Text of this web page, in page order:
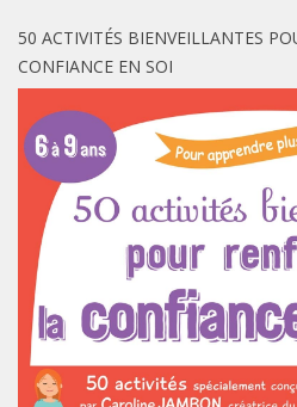
50 ACTIVITÉS BIENVEILLANTES
CONFIANCE EN SOI